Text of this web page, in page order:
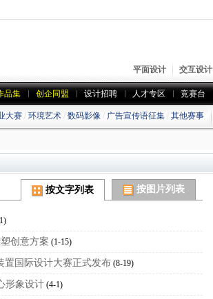
平面设计 交互设计
品集 创企同盟 设计招聘 人才专区 竞赛台
大赛 / 环境艺术 / 数码影像 / 广告宣传语征集 / 其他赛事
按文字列表 按图片列表
创意方案 (1-15)
置国际设计大赛正式发布 (8-19)
形象设计 (4-1)